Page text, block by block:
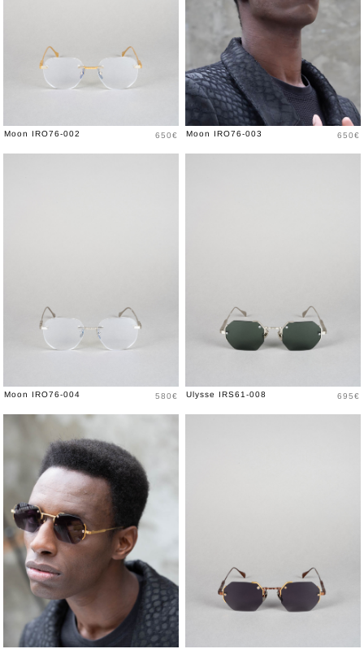
Moon IRO76-002 Prix
650€ Moon IRO76-003 Prix
650€
Moon IRO76-004 Prix
580€ Ulysse IRS61-008 Prix
695€